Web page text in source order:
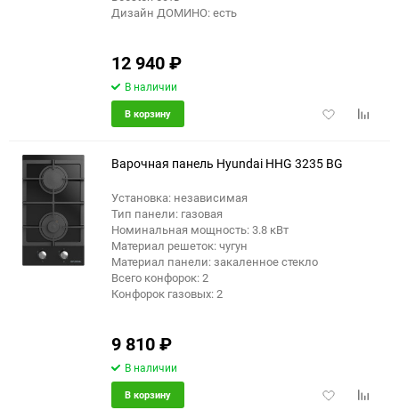
Дизайн ДОМИНО: есть
12 940₽
В наличии
Добавить
В корзину
Варочная панель Hyundai HHG 3235 BG
Установка: независимая
Тип панели: газовая
Номинальная мощность: 3.8 кВт
Материал решеток: чугун
Материал панели: закаленное стекло
Всего конфорок: 2
Конфорок газовых: 2
9 810₽
В наличии
Добавить
В корзину